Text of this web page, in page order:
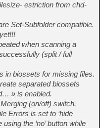
estriction from chd-
Set-Subfolder compatible.
when scanning a
(split / full
in biossets for missing files.
separated biossets
» is enabled.
(on/off) switch.
Errors is set to ‘hide
the ‘no’ button while